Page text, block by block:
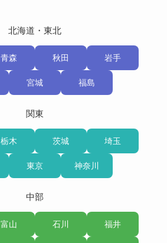
北海道・東北
青森 秋田 岩手
宮城 福島
関東
栃木 茨城 埼玉
東京 神奈川
中部
富山 石川 福井